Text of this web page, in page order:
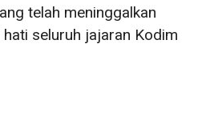
telah meninggalkan
seluruh jajaran Kodim